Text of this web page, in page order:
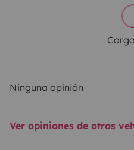
Ninguna opinión
Ver opiniones de otros